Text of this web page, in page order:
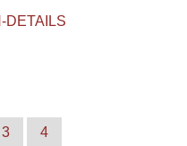
DETAILS
3 4